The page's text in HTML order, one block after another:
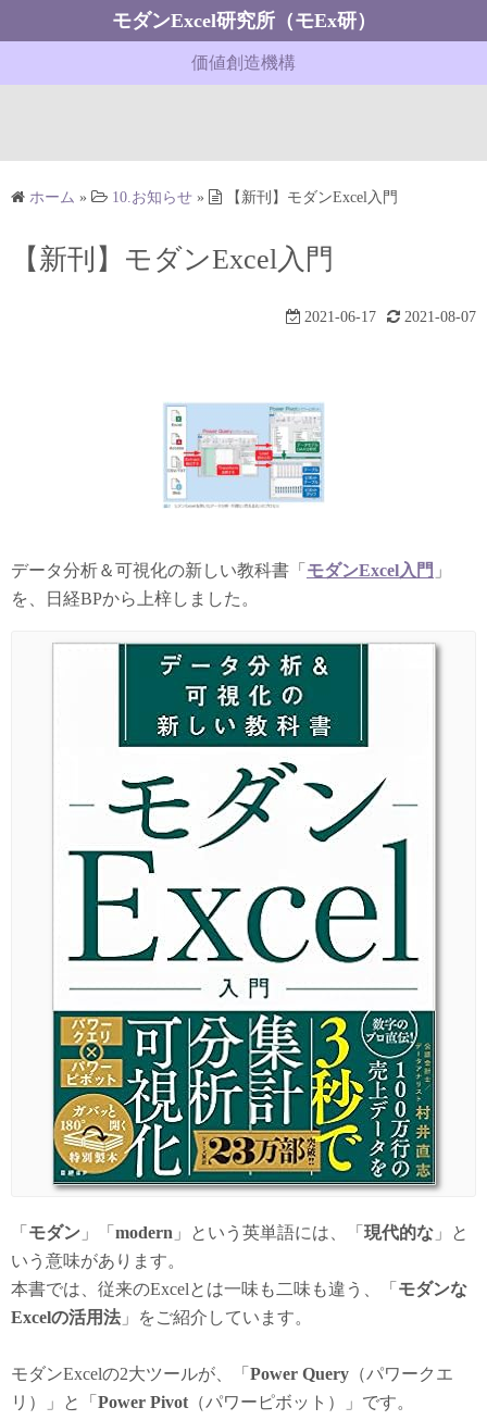
ン
モダンExcel研究所（モEx研）
価値創造機構
ホーム » 10.お知らせ » 【新刊】モダンExcel入門
【新刊】モダンExcel入門
2021-06-17 2021-08-07
データ分析＆可視化の新しい教科書「 モダンExcel入門 」
を、日経BPから上梓しました。
「 モダン 」「 modern 」という英単語には、「 現代的な 」と
いう意味があります。
本書では、従来のExcelとは一味も二味も違う、「 モダンな
Excelの活用法 」をご紹介しています。
モダンExcelの2大ツールが、「 Power Query （パワークエ
リ）」と「 Power Pivot （パワーピボット）」です。